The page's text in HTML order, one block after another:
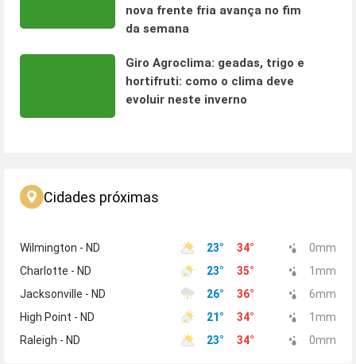
nova frente fria avança no fim
da semana
Giro Agroclima: geadas, trigo e
hortifruti: como o clima deve
evoluir neste inverno
Cidades próximas
Wilmington - ND 23° 34° 0mm
Charlotte - ND
23° 35° 1 mm
Jacksonville - ND
26° 36° 6mm
High Point - ND
21° 34° 1 mm
Raleigh - ND
23° 34° 0mm